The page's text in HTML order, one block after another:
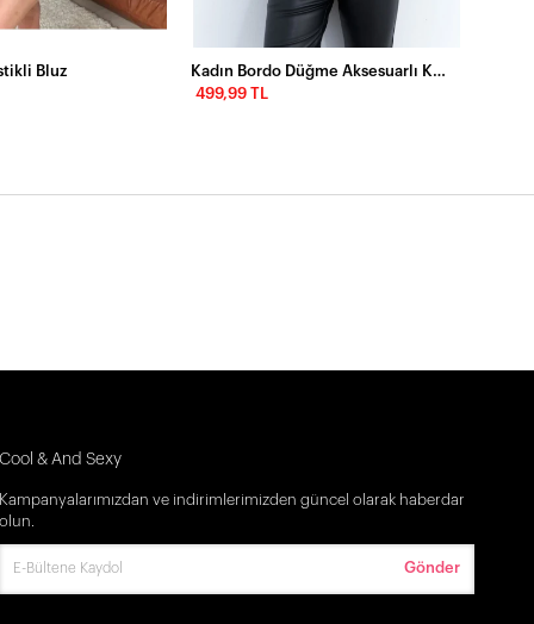
Bluz
499,99 TL
Cool & And Sexy
Kampanyalarımızdan ve indirimlerimizden güncel olarak haberdar
olun.
Gönder